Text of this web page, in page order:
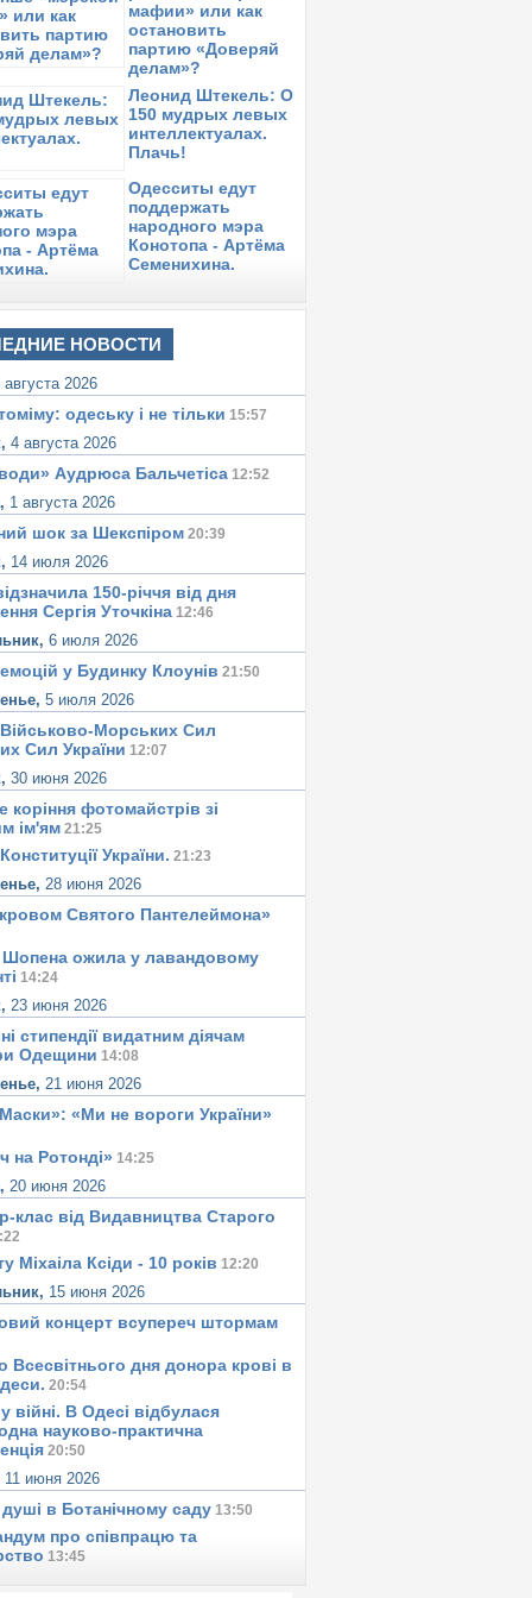
20 апреля 2013 в 08:18:
Одесском СИЗО начался бунт
13 апреля 2013в 08:28:
в убийстве
скончался в одесском
«Помогли»? (фото, видео)
30 марта 2013в 13:14:
Андрея Сидоренко начальнику
Босенко В.В.
в США чиновников из «списка
А сколько таких будет в
мафии» или как
остановить
партию «Доверяй
делам»?
Леонид Штекель: О
150 мудрых левых
интеллектуалах.
Плачь!
Одесситы едут
поддержать
народного мэра
Конотопа - Артёма
Семенихина.
НОВОСТИ
августа 2026
одеську i не тiльки 15:57
4 августа 2026
Аудрюса Бальчетiса 12:52
1 августа 2026
шок за Шекспіром 20:39
14 июля 2026
150-річчя від дня
Сергія Уточкіна 12:46
6 июля 2026
у Будинку Клоунів 21:50
5 июля 2026
Морських Сил
Сил України 12:07
30 июня 2026
корiння фотомайстрiв зі
iм'ям 21:25
України. 21:23
28 июня 2026
Святого Пантелеймона»
Шопена ожила у лавандовому
14:24
23 июня 2026
стипендії видатним діячам
Одещини 14:08
21 июня 2026
«Ми не вороги України»
на Ротонді» 14:25
20 июня 2026
клас від Видавництва Старого
Міхаіла Ксіди - 10 років 12:20
15 июня 2026
концерт всупереч штормам
Всесвітнього дня донора крові в
20:54
у вiйнi. В Одесi вiдбулася
науково-практична
20:50
11 июня 2026
душi в Ботанiчному саду 13:50
про співпрацю та
13:45